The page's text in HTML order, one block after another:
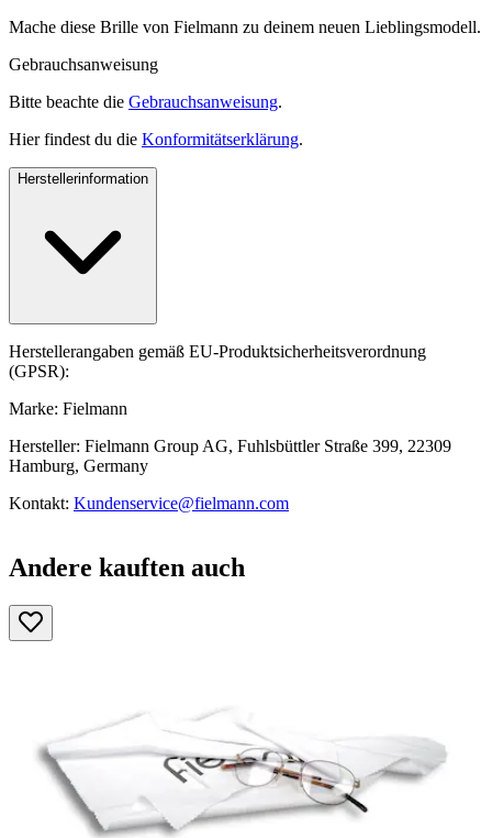
Mache diese Brille von Fielmann zu deinem neuen Lieblingsmodell.
Gebrauchsanweisung
Bitte beachte die Gebrauchsanweisung.
Hier findest du die Konformitätserklärung.
Herstellerinformation
Herstellerangaben gemäß EU-Produktsicherheitsverordnung
(GPSR):
Marke: Fielmann
Hersteller: Fielmann Group AG, Fuhlsbüttler Straße 399, 22309
Hamburg, Germany
Kontakt: Kundenservice@fielmann.com
Andere kauften auch